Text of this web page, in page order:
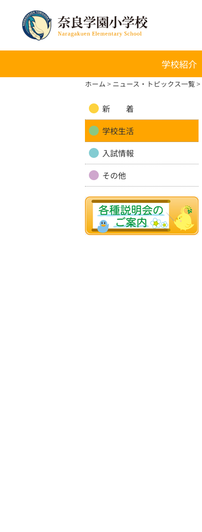
学校紹介
ホーム ニュース・トピックス一覧
新 着
学校生活
入試情報
その他